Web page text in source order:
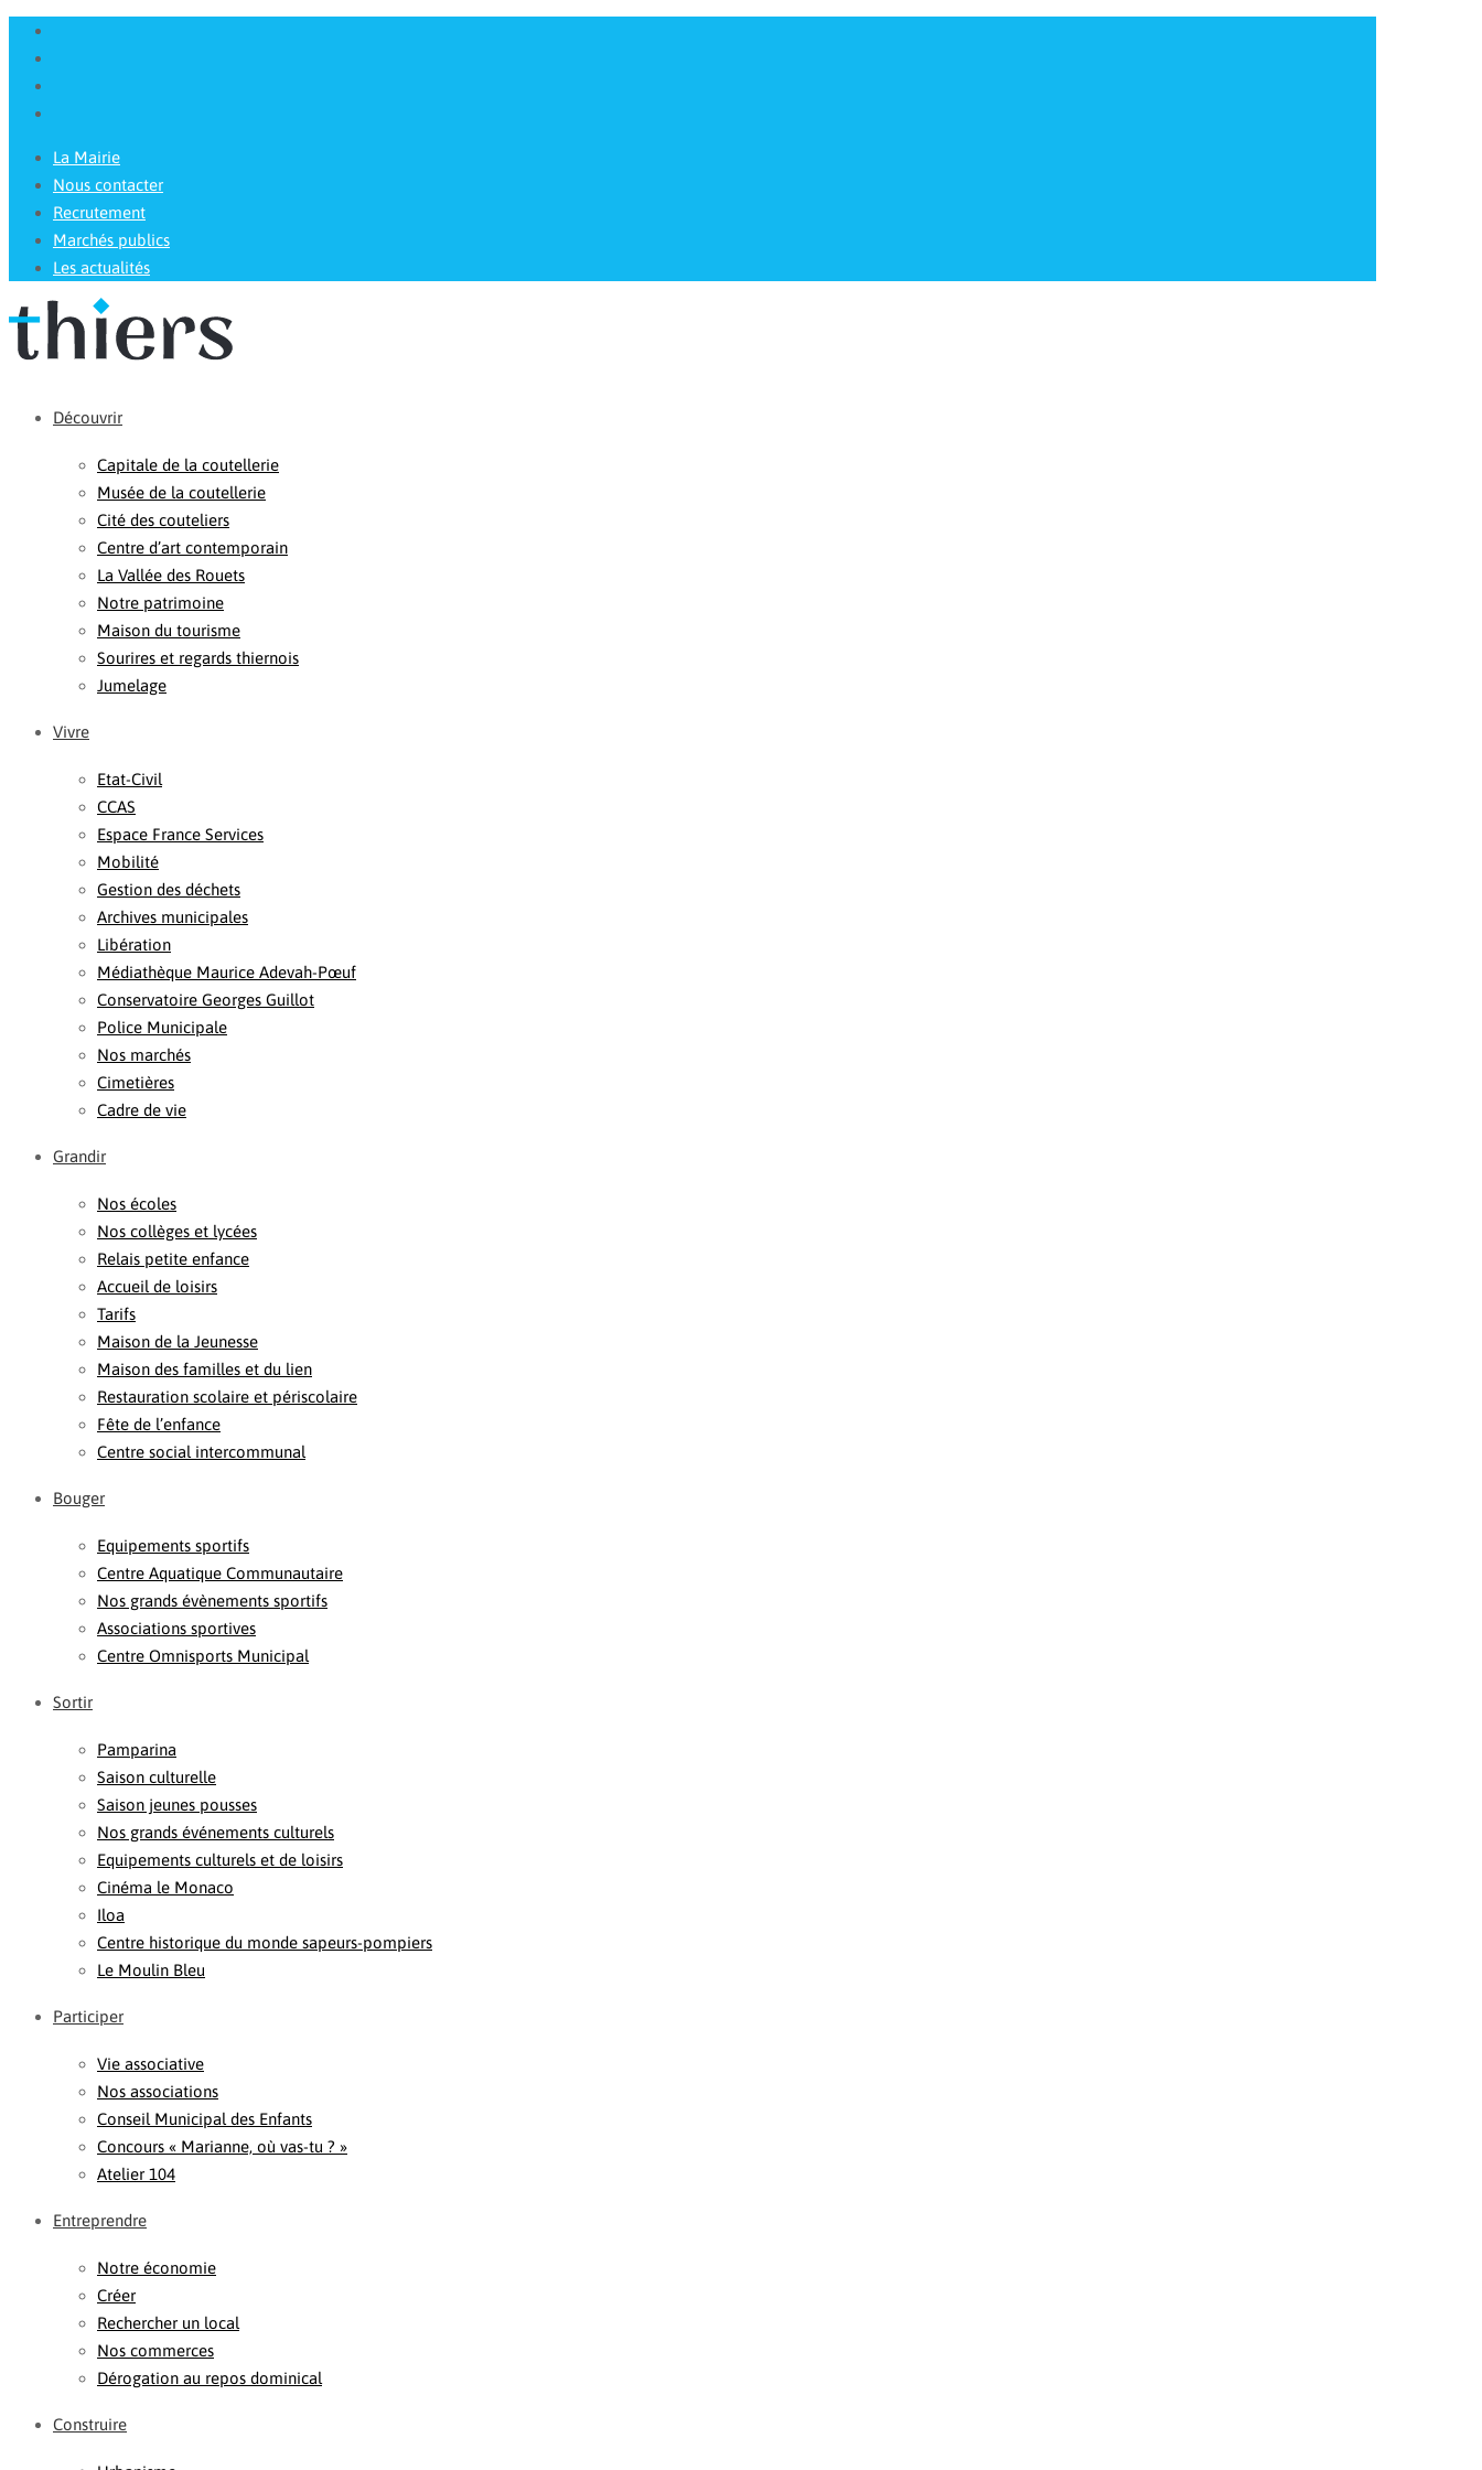
La Mairie
Nous contacter
Recrutement
Marchés publics
Les actualités
Découvrir
Capitale de la coutellerie
Musée de la coutellerie
Cité des couteliers
Centre d’art contemporain
La Vallée des Rouets
Notre patrimoine
Maison du tourisme
Sourires et regards thiernois
Jumelage
Vivre
Etat-Civil
CCAS
Espace France Services
Mobilité
Gestion des déchets
Archives municipales
Libération
Médiathèque Maurice Adevah-Pœuf
Conservatoire Georges Guillot
Police Municipale
Nos marchés
Cimetières
Cadre de vie
Grandir
Nos écoles
Nos collèges et lycées
Relais petite enfance
Accueil de loisirs
Tarifs
Maison de la Jeunesse
Maison des familles et du lien
Restauration scolaire et périscolaire
Fête de l’enfance
Centre social intercommunal
Bouger
Equipements sportifs
Centre Aquatique Communautaire
Nos grands évènements sportifs
Associations sportives
Centre Omnisports Municipal
Sortir
Pamparina
Saison culturelle
Saison jeunes pousses
Nos grands événements culturels
Equipements culturels et de loisirs
Cinéma le Monaco
Iloa
Centre historique du monde sapeurs-pompiers
Le Moulin Bleu
Participer
Vie associative
Nos associations
Conseil Municipal des Enfants
Concours « Marianne, où vas-tu ? »
Atelier 104
Entreprendre
Notre économie
Créer
Rechercher un local
Nos commerces
Dérogation au repos dominical
Construire